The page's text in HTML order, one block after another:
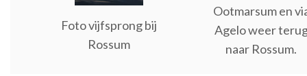
Foto vijfsprong bij
Rossum
Ootmarsum en
Agelo weer
naar Rossum.